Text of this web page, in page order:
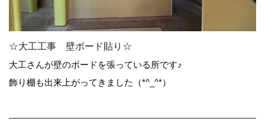
☆大工工事 壁ボード貼り☆
大工さんが壁のボードを張っている所です♪
飾り棚も出来上がってきました（*^_^*）